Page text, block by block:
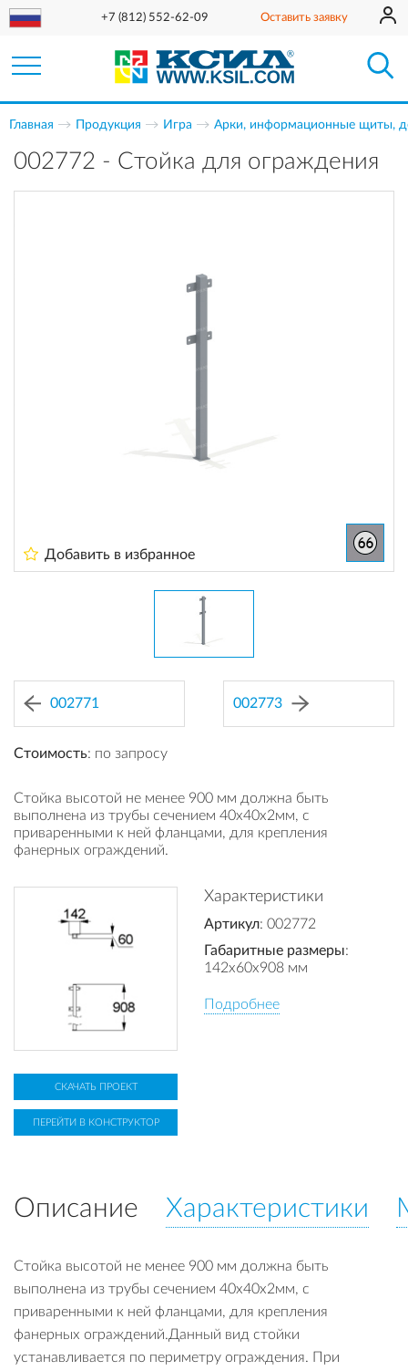
+7 (812) 552-62-09 Оставить заявку
Главная Продукция Игра Арки, информационные щиты,
002772 - Стойка для ограждения
Добавить в избранное
002771 002773
Стоимость: по запросу
Стойка высотой не менее 900 мм должна быть
выполнена из трубы сечением 40х40х2мм, с
приваренными к ней фланцами, для крепления
фанерных ограждений.
Характеристики
Артикул: 002772
Габаритные размеры:
142x60x908 мм
Подробнее
СКАЧАТЬ ПРОЕКТ
ПЕРЕЙТИ В КОНСТРУКТОР
Описание Характеристики
Стойка высотой не менее 900 мм должна быть
выполнена из трубы сечением 40х40х2мм, с
приваренными к ней фланцами, для крепления
фанерных ограждений.Данный вид стойки
устанавливается по периметру ограждения. При